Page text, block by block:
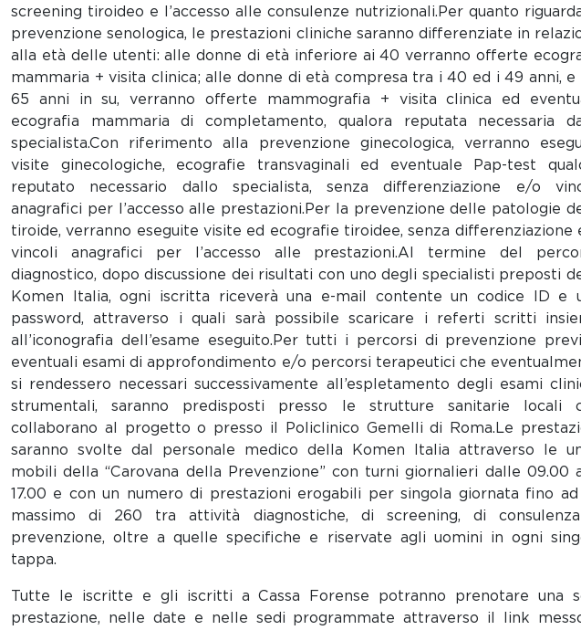
screening tiroideo e l’accesso alle consulenze nutrizionali.Per quanto
prevenzione senologica, le prestazioni cliniche saranno differenziate in
alla età delle utenti: alle donne di età inferiore ai 40 verranno offerte
mammaria + visita clinica; alle donne di età compresa tra i 40 ed i 49 anni, e
65 anni in su, verranno offerte mammografia + visita clinica ed
ecografia mammaria di completamento, qualora reputata necessaria
specialista.Con riferimento alla prevenzione ginecologica, verranno
visite ginecologiche, ecografie transvaginali ed eventuale Pap-test
reputato necessario dallo specialista, senza differenziazione e/o
anagrafici per l’accesso alle prestazioni.Per la prevenzione delle patologie
tiroide, verranno eseguite visite ed ecografie tiroidee, senza differenziazione
vincoli anagrafici per l’accesso alle prestazioni.Al termine del
diagnostico, dopo discussione dei risultati con uno degli specialisti preposti
Komen Italia, ogni iscritta riceverà una e-mail contente un codice ID e
password, attraverso i quali sarà possibile scaricare i referti scritti
all’iconografia dell’esame eseguito.Per tutti i percorsi di prevenzione
eventuali esami di approfondimento e/o percorsi terapeutici che
si rendessero necessari successivamente all’espletamento degli esami
strumentali, saranno predisposti presso le strutture sanitarie locali
collaborano al progetto o presso il Policlinico Gemelli di Roma.Le
saranno svolte dal personale medico della Komen Italia attraverso le
mobili della “Carovana della Prevenzione” con turni giornalieri dalle 09.00
17.00 e con un numero di prestazioni erogabili per singola giornata fino ad
massimo di 260 tra attività diagnostiche, di screening, di
prevenzione, oltre a quelle specifiche e riservate agli uomini in ogni
tappa.
Tutte le iscritte e gli iscritti a Cassa Forense potranno prenotare una
prestazione, nelle date e nelle sedi programmate attraverso il link